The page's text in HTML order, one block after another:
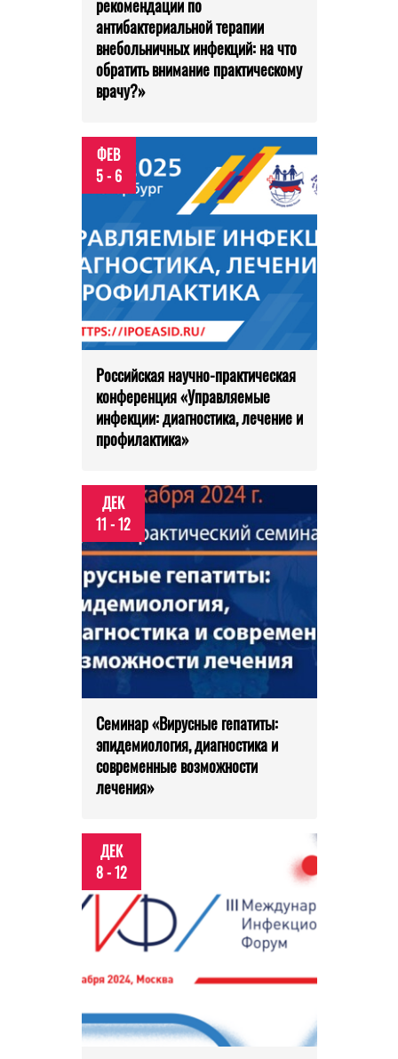
рекомендации по
антибактериальной терапии
внебольничных инфекций: на что
обратить внимание практическому
врачу?»
ФЕВ
5 - 6
Российская научно-практическая
конференция «Управляемые
инфекции: диагностика, лечение и
профилактика»
ДЕК
11 - 12
Семинар «Вирусные гепатиты:
эпидемиология, диагностика и
современные возможности
лечения»
ДЕК
8 - 12